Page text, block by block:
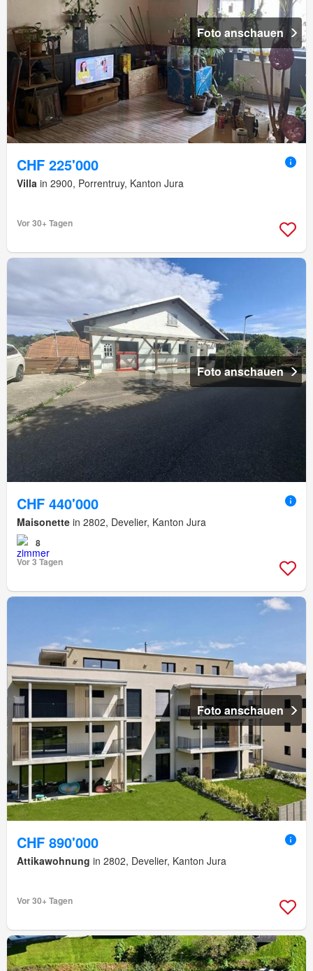
Foto anschauen
CHF 225'000
Villa in 2900, Porrentruy, Kanton Jura
Vor 30+ Tagen
Foto anschauen
CHF 440'000
Maisonette in 2802, Develier, Kanton Jura
8
Vor 3 Tagen
Foto anschauen
CHF 890'000
Attikawohnung in 2802, Develier, Kanton Jura
Vor 30+ Tagen